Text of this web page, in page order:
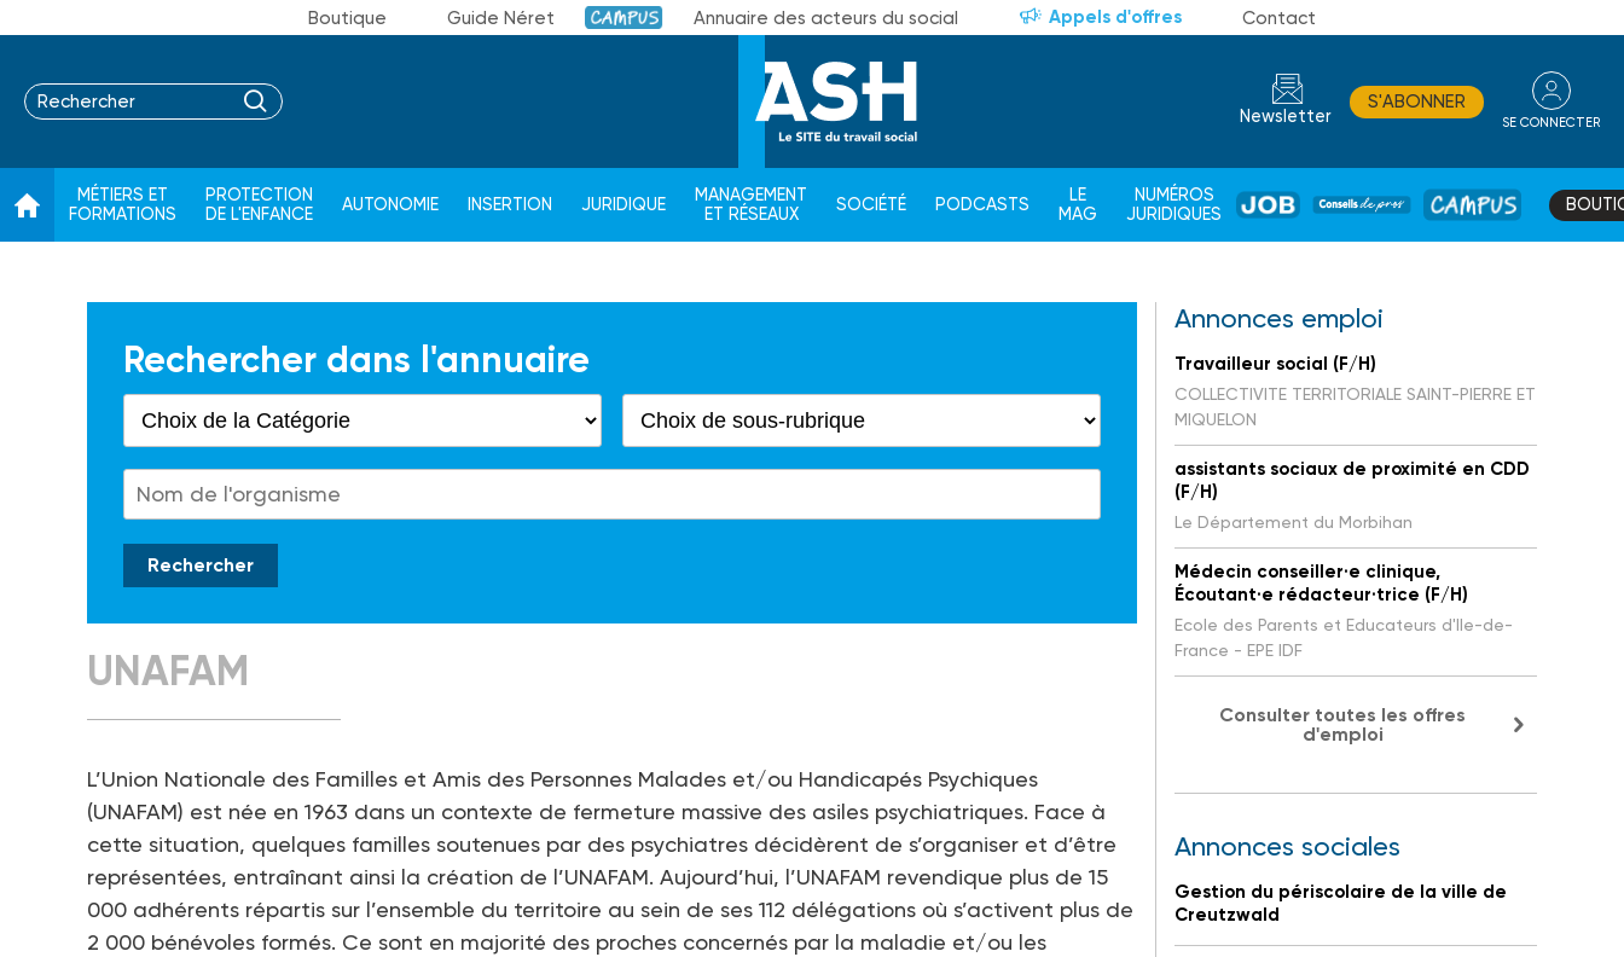
Boutique Guide Néret Campus Annuaire des acteurs du social Appels d'offres Contact
Newsletter
S'ABONNER
SE CONNECTER
MÉTIERS ET
FORMATIONS
PROTECTION
DE L'ENFANCE
AUTONOMIE INSERTION JURIDIQUE
MANAGEMENT
ET RÉSEAUX
SOCIÉTÉ PODCASTS
LE
MAG
NUMÉROS
JURIDIQUES
JOB
DE
CAMPUS
Rechercher dans l'annuaire
UNAFAM
L’Union Nationale des Familles et Amis des Personnes Malades et/ou Handicapés Psychiques
(UNAFAM) est née en 1963 dans un contexte de fermeture massive des asiles psychiatriques. Face à
cette situation, quelques familles soutenues par des psychiatres décidèrent de s’organiser et d’être
représentées, entraînant ainsi la création de l’UNAFAM. Aujourd’hui, l’UNAFAM revendique plus de 15
000 adhérents répartis sur l’ensemble du territoire au sein de ses 112 délégations où s’activent plus de
2 000 bénévoles formés. Ce sont en majorité des proches concernés par la maladie et/ou les
Annonces emploi
Travailleur social (F/H)
COLLECTIVITE TERRITORIALE SAINT-PIERRE ET
MIQUELON
assistants sociaux de proximité en CDD
(F/H)
Le Département du Morbihan
Médecin conseiller·e clinique,
Écoutant·e rédacteur·trice (F/H)
Ecole des Parents et Educateurs d'Ile-de-
France - EPE IDF
Consulter toutes les offres
d'emploi
Annonces sociales
Gestion du périscolaire de la ville de
Creutzwald